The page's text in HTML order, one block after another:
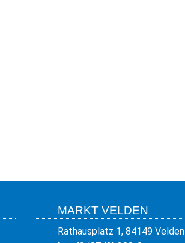
MARKT VELDEN
Rathausplatz 1, 84149 Velden